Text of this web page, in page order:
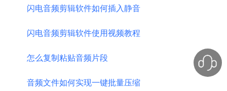
闪电音频剪辑软件如何插入静音
闪电音频剪辑软件使用视频教程
怎么复制粘贴音频片段
音频文件如何实现一键批量压缩